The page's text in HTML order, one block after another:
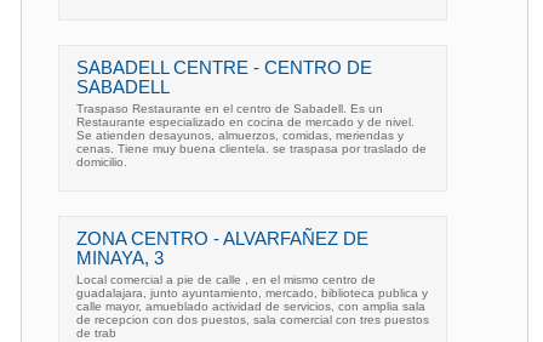
SABADELL CENTRE - CENTRO DE
SABADELL
Traspaso Restaurante en el centro de Sabadell. Es un
Restaurante especializado en cocina de mercado y de nivel.
Se atienden desayunos, almuerzos, comidas, meriendas y
cenas. Tiene muy buena clientela. se traspasa por traslado de
domicilio.
ZONA CENTRO - ALVARFAÑEZ DE
MINAYA, 3
Local comercial a pie de calle , en el mismo centro de
guadalajara, junto ayuntamiento, mercado, biblioteca publica y
calle mayor, amueblado actividad de servicios, con amplia sala
de recepcion con dos puestos, sala comercial con tres puestos
de trab